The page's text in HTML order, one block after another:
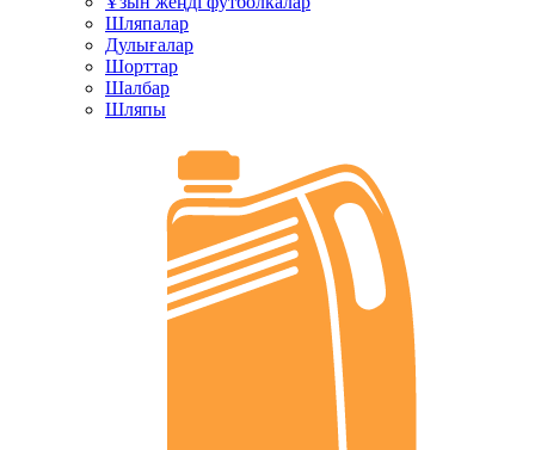
Шляпалар
Дулығалар
Шорттар
Шалбар
Шляпы